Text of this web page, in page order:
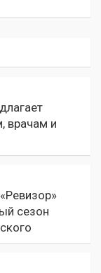
врачам и
сезон